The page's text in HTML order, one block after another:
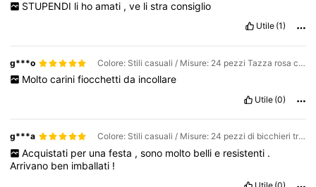
STUPENDI li ho amati , ve li stra consiglio
Utile (1)
g***o Colore: Stili casuali / Misure: 24 pezzi Tazza rosa con fiocco rosa (tipo B)
Molto carini fiocchetti da incollare
Utile (0)
g***a Colore: Stili casuali / Misure: 24 pezzi di bicchieri trasparenti, tipo B
Acquistati per una festa , sono molto belli e resistenti .
Arrivano ben imballati !